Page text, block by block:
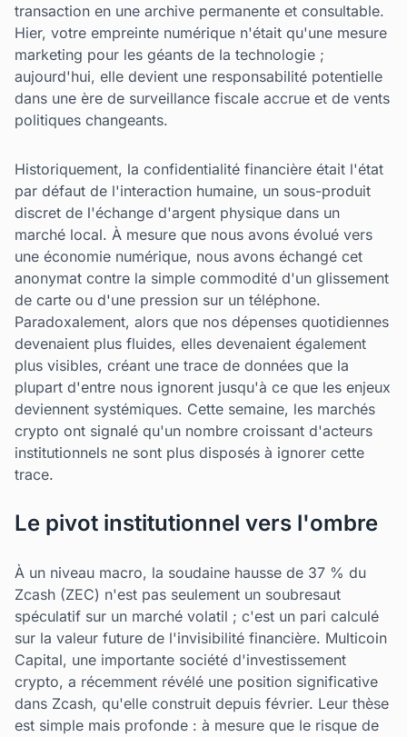
transaction en une archive permanente et consultable.
Hier, votre empreinte numérique n'était qu'une mesure
marketing pour les géants de la technologie ;
aujourd'hui, elle devient une responsabilité potentielle
dans une ère de surveillance fiscale accrue et de vents
politiques changeants.
Historiquement, la confidentialité financière était l'état
par défaut de l'interaction humaine, un sous-produit
discret de l'échange d'argent physique dans un
marché local. À mesure que nous avons évolué vers
une économie numérique, nous avons échangé cet
anonymat contre la simple commodité d'un glissement
de carte ou d'une pression sur un téléphone.
Paradoxalement, alors que nos dépenses quotidiennes
devenaient plus fluides, elles devenaient également
plus visibles, créant une trace de données que la
plupart d'entre nous ignorent jusqu'à ce que les enjeux
deviennent systémiques. Cette semaine, les marchés
crypto ont signalé qu'un nombre croissant d'acteurs
institutionnels ne sont plus disposés à ignorer cette
trace.
Le pivot institutionnel vers l'ombre
À un niveau macro, la soudaine hausse de 37 % du
Zcash (ZEC) n'est pas seulement un soubresaut
spéculatif sur un marché volatil ; c'est un pari calculé
sur la valeur future de l'invisibilité financière. Multicoin
Capital, une importante société d'investissement
crypto, a récemment révélé une position significative
dans Zcash, qu'elle construit depuis février. Leur thèse
est simple mais profonde : à mesure que le risque de